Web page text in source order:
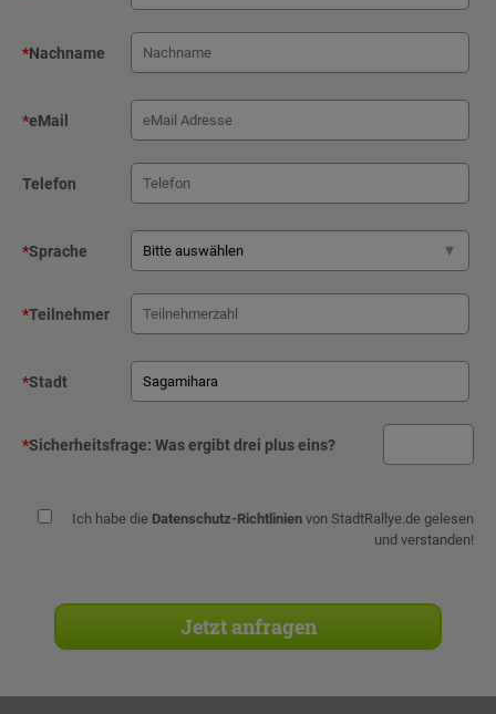
*Nachname
*eMail
Telefon
*Sprache
*Teilnehmer
*Stadt
*Sicherheitsfrage: Was ergibt drei plus eins?
Ich habe die Datenschutz-Richtlinien von StadtRallye.de gelesen
und verstanden!